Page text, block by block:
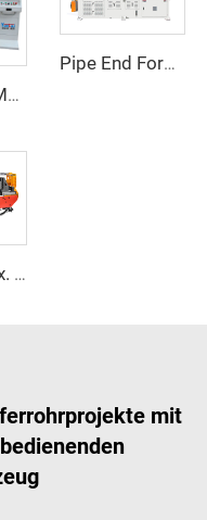
90CNC 6A MS CNC-Rohrbiegemaschine, Eisenrohr, Profilrohrbieger mit Motor für Aluminium und Edelstahl Messingrohre/Rohrleitungen
Pipe End Forming Machine 60CNCx2S
80CNC (Max. Ø80 mm)
mit